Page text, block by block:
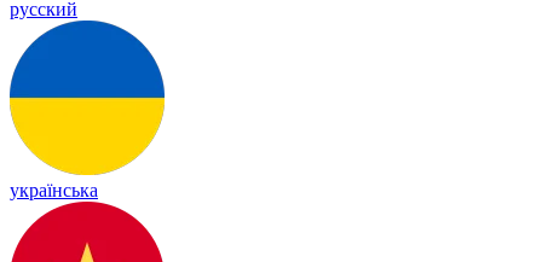
русский
українська